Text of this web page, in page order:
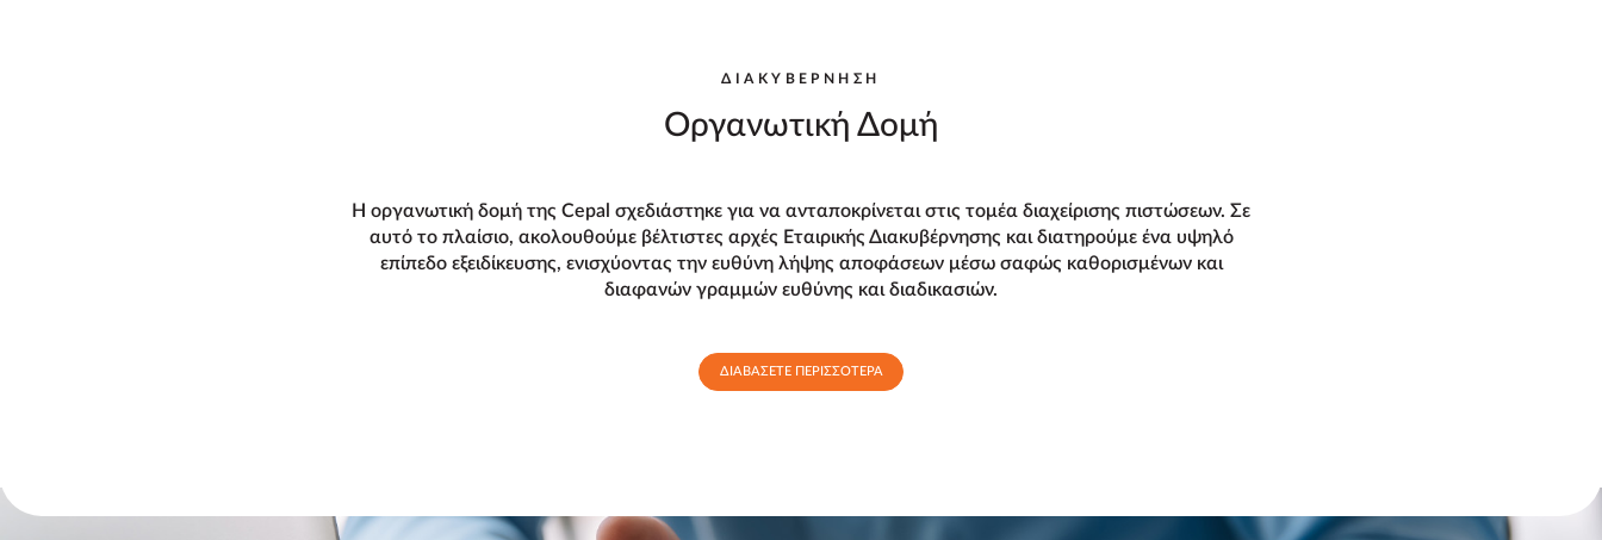
ΔΙΑΚΥΒΕΡΝΗΣΗ
Οργανωτική Δομή
Η οργανωτική δομή της Cepal σχεδιάστηκε για να ανταποκρίνεται στις τομέα διαχείρισης πιστώσεων. Σε
αυτό το πλαίσιο, ακολουθούμε βέλτιστες αρχές Εταιρικής Διακυβέρνησης και διατηρούμε ένα υψηλό
επίπεδο εξειδίκευσης, ενισχύοντας την ευθύνη λήψης αποφάσεων μέσω σαφώς καθορισμένων και
διαφανών γραμμών ευθύνης και διαδικασιών.
ΔΙΑΒΑΣΕΤΕ ΠΕΡΙΣΣΟΤΕΡΑ